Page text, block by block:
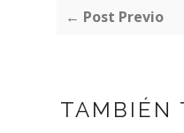
← Post Previo
TAMBIÉN